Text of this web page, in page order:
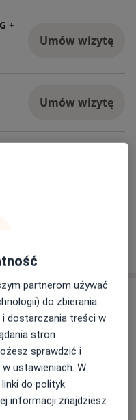
+
Umów wizytę
Umów wizytę
3 Adres 4
- NOWE
Gabinety
partnerom używać
do zbierania
dostarczania treści w
stron
sprawdzić i
ustawieniach. W
do polityk
informacji znajdziesz